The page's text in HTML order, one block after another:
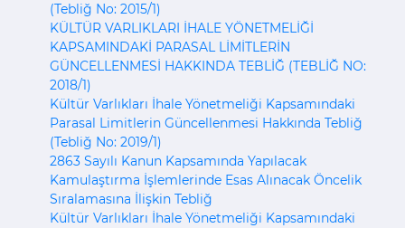
(Tebliğ No: 2015/1)
KÜLTÜR VARLIKLARI İHALE YÖNETMELİĞİ
KAPSAMINDAKİ PARASAL LİMİTLERİN
GÜNCELLENMESİ HAKKINDA TEBLİĞ (TEBLİĞ NO:
2018/1)
Kültür Varlıkları İhale Yönetmeliği Kapsamındaki
Parasal Limitlerin Güncellenmesi Hakkında Tebliğ
(Tebliğ No: 2019/1)
2863 Sayılı Kanun Kapsamında Yapılacak
Kamulaştırma İşlemlerinde Esas Alınacak Öncelik
Sıralamasına İlişkin Tebliğ
Kültür Varlıkları İhale Yönetmeliği Kapsamındaki